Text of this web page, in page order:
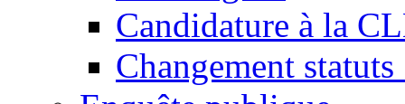
Candidature à la
Changement